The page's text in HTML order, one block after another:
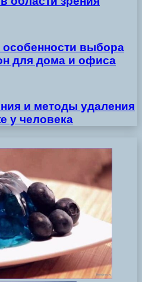
выбора
для дома и офиса
и методы удаления
у человека